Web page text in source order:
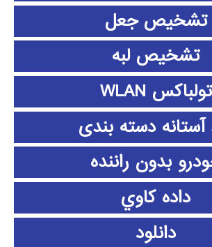
تشخیص جعل
تشخیص لبه
تولباکس WLAN
دسته بندی
بدون راننده
داده كاوي
دانلود